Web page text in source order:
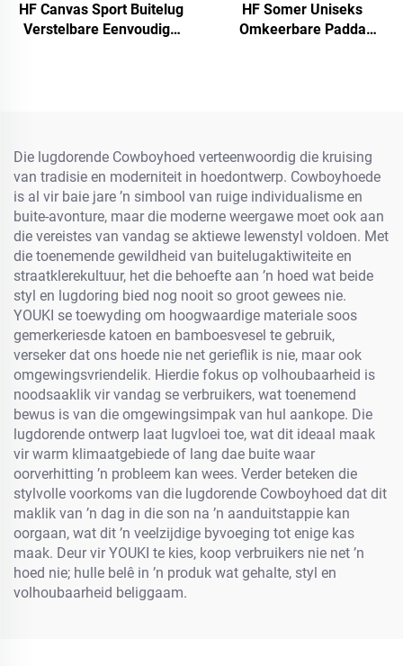
HF Canvas Sport Buitelug
Verstelbare Eenvoudige
HF Somer Uniseks
Omkeerbare Padda
Die lugdorende Cowboyhoed verteenwoordig die kruising
van tradisie en moderniteit in hoedontwerp. Cowboyhoede
is al vir baie jare ’n simbool van ruige individualisme en
buite-avonture, maar die moderne weergawe moet ook aan
die vereistes van vandag se aktiewe lewenstyl voldoen. Met
die toenemende gewildheid van buitelugaktiwiteite en
straatklerekultuur, het die behoefte aan ’n hoed wat beide
styl en lugdoring bied nog nooit so groot gewees nie.
YOUKI se toewyding om hoogwaardige materiale soos
gemerkeriesde katoen en bamboesvesel te gebruik,
verseker dat ons hoede nie net gerieflik is nie, maar ook
omgewingsvriendelik. Hierdie fokus op volhoubaarheid is
noodsaaklik vir vandag se verbruikers, wat toenemend
bewus is van die omgewingsimpak van hul aankope. Die
lugdorende ontwerp laat lugvloei toe, wat dit ideaal maak
vir warm klimaatgebiede of lang dae buite waar
oorverhitting ’n probleem kan wees. Verder beteken die
stylvolle voorkoms van die lugdorende Cowboyhoed dat dit
maklik van ’n dag in die son na ’n aanduitstappie kan
oorgaan, wat dit ’n veelzijdige byvoeging tot enige kas
maak. Deur vir YOUKI te kies, koop verbruikers nie net ’n
hoed nie; hulle belê in ’n produk wat gehalte, styl en
volhoubaarheid beliggaam.